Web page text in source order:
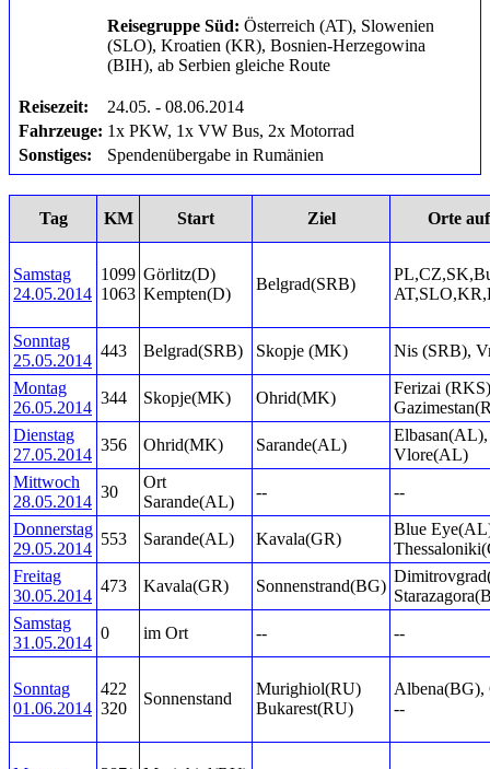
Reisegruppe Süd: Österreich (AT), Slowenien
(SLO), Kroatien (KR), Bosnien-Herzegowina
(BIH), ab Serbien gleiche Route
Reisezeit:
24.05. - 08.06.2014
Fahrzeuge: 1x PKW, 1x VW Bus, 2x Motorrad
Sonstiges:
Spendenübergabe in Rumänien
Tag KM Start Ziel Orte
Samstag
24.05.2014
1099
1063
Görlitz(D)
Kempten(D)
Belgrad(SRB)
Sonntag
25.05.2014
443 Belgrad(SRB) Skopje (MK)
Nis (SRB),
Montag
26.05.2014
344 Skopje(MK) Ohrid(MK)
Ferizai
Dienstag
27.05.2014
356 Ohrid(MK) Sarande(AL)
Vlore(AL)
Mittwoch
28.05.2014
30
Ort
Sarande(AL)
--
--
Donnerstag
29.05.2014
553 Sarande(AL) Kavala(GR)
Blue
Freitag
30.05.2014
473 Kavala(GR) Sonnenstrand(BG)
Samstag
31.05.2014
0 im Ort -- --
Sonntag
01.06.2014
422
320
Sonnenstand
Murighiol(RU)
Bukarest(RU)
Albena(BG),
--